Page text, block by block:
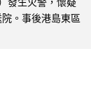
。事後港島東區